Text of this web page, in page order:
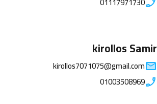
kirollos Samir
kirollos7071075@gmail.com
01003508969